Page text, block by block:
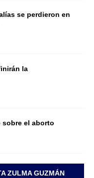
se perdieron en
la
sobre el aborto
ZULMA GUZMÁN